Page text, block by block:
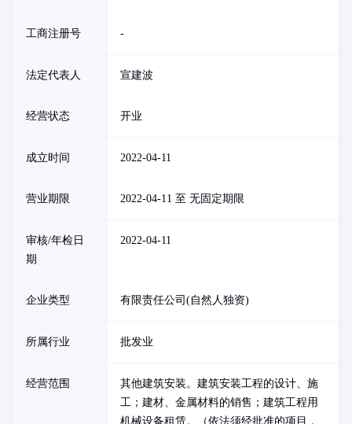
工商注册号 -
法定代表人 宣建波
经营状态 开业
成立时间 2022-04-11
营业期限 2022-04-11 至 无固定期限
审核/年检日
期
2022-04-11
企业类型 有限责任公司(自然人独资)
所属行业 批发业
经营范围
其他建筑安装。建筑安装工程的设计、施
工；建材、金属材料的销售；建筑工程用
机械设备租赁。（依法须经批准的项目，